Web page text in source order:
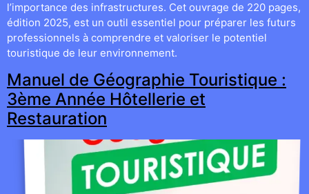
l’importance des infrastructures. Cet ouvrage de 220 pages,
édition 2025, est un outil essentiel pour préparer les futurs
professionnels à comprendre et valoriser le potentiel
touristique de leur environnement.
Manuel de Géographie Touristique :
3ème Année Hôtellerie et
Restauration